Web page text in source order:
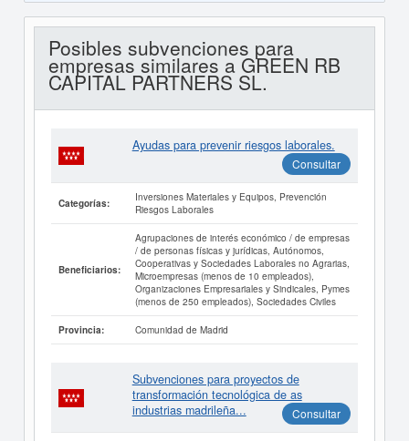
Posibles subvenciones para
empresas similares a GREEN RB
CAPITAL PARTNERS SL.
Ayudas para prevenir riesgos laborales.
Consultar
Categorías:
Inversiones Materiales y Equipos, Prevención
Riesgos Laborales
Beneficiarios:
Agrupaciones de interés económico / de empresas
/ de personas físicas y jurídicas, Autónomos,
Cooperativas y Sociedades Laborales no Agrarias,
Microempresas (menos de 10 empleados),
Organizaciones Empresariales y Sindicales, Pymes
(menos de 250 empleados), Sociedades Civiles
Provincia: Comunidad de Madrid
Subvenciones para proyectos de
transformación tecnológica de as
industrias madrileña...
Consultar